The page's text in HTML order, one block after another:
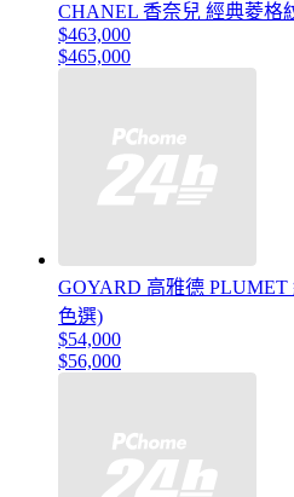
CHANEL 香奈兒 經典菱格
$463,000
$465,000
GOYARD 高雅德
色選)
$54,000
$56,000